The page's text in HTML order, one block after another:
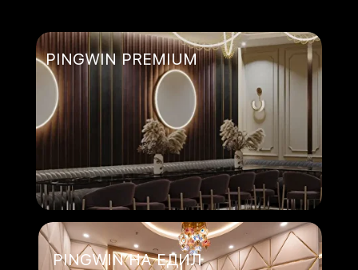
PINGWIN НА ЕДИЛ
PINGWIN PREMIUM